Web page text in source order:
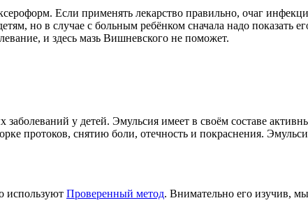
Если применять лекарство правильно, очаг
но в случае с больным ребёнком сначала надо показать
и здесь мазь Вишневского не поможет.
заболеваний у детей. Эмульсия имеет в своём составе
протоков, снятию боли, отечность и покраснения.
используют Проверенный метод. Внимательно его изучив,